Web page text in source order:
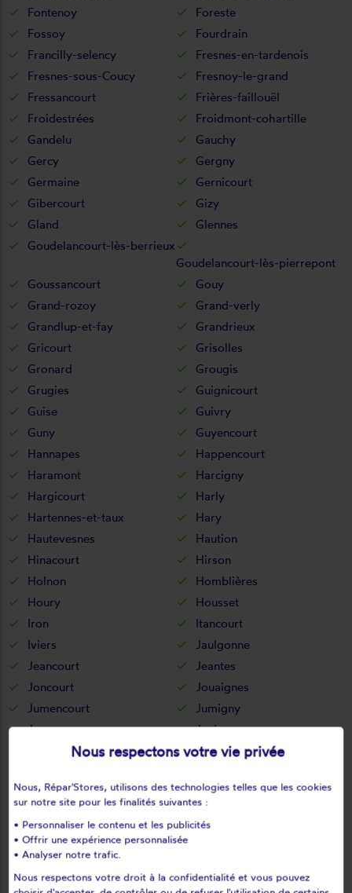
Fontenoy
Foreste
Fossoy
Fourdrain
Francilly-selency
Fresnes-en-tardenois
Fresnes-sous-Coucy
Fresnoy-le-grand
Fressancourt
Frières-faillouël
Froidestrées
Froidmont-cohartille
Gandelu
Gauchy
Gercy
Gergny
Germaine
Gernicourt
Gibercourt
Gizy
Gland
Glennes
Goudelancourt-lès-berrieux
Goudelancourt-lès-pierrepont
Goussancourt
Gouy
Grand-rozoy
Grand-verly
Grandlup-et-fay
Grandrieux
Gricourt
Grisolles
Gronard
Grougis
Grugies
Guignicourt
Guise
Guivry
Guny
Guyencourt
Hannapes
Happencourt
Haramont
Harcigny
Hargicourt
Harly
Hartennes-et-taux
Hary
Hautevesnes
Haution
Hinacourt
Hirson
Holnon
Homblières
Houry
Housset
Iron
Itancourt
Iviers
Jaulgonne
Jeancourt
Jeantes
Joncourt
Jouaignes
Jumencourt
Jumigny
Jussy
Juvigny
Juvincourt-et-damary
La bouteille
La chapelle-monthodon
La chapelle-sur-chézy
La ferté-chevresis
La hérie
La neuville-bosmont
La neuville-en-beine
Nous respectons votre vie privée
Nous, Répar'Stores, utilisons des technologies telles que les cookies
sur notre site pour les finalités suivantes :
• Personnaliser le contenu et les publicités
• Offrir une expérience personnalisée
• Analyser notre trafic.
Nous respectons votre droit à la confidentialité et vous pouvez